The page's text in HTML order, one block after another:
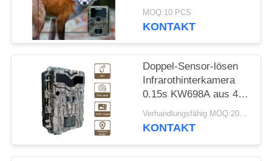
32MP 4K Jagdkamera
Wasserdicht IP67
MOQ:10 PCS
KONTAKT
Doppel-Sensor-lösen
Infrarothinterkamera
0.15s KW698A aus 4K,
das Kamera KEIN
GLÜHEN jagt
Verhandlungsfähig MOQ:20pcs
KONTAKT